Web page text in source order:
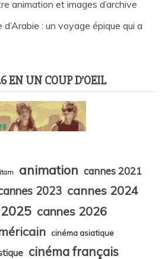
animation et images d’archive
: un voyage épique qui a
EN UN COUP D’OEIL
animation cannes 2021
2023 cannes 2024
cannes 2026
cinéma asiatique
cinéma français